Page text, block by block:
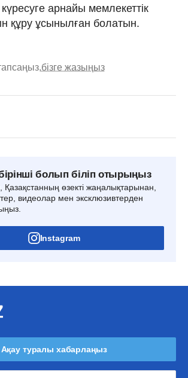
арнайы мемлекеттік
құру ұсынылған болатын.
бізге жазыңыз
болып біліп отырыңыз
Қазақстанның өзекті жаңалықтарынан,
видеолар мен эксклюзивтерден
Instagram
Ақау туралы хабарлаңыз